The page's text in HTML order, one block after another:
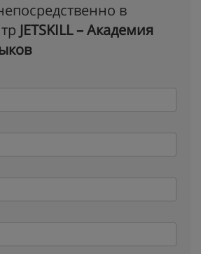
в
JETSKILL – Академия